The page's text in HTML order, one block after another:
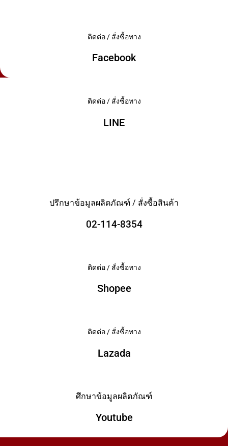
ติดต่อ / สั่งซื้อทาง
Facebook
ติดต่อ / สั่งซื้อทาง
LINE
ปรึกษาข้อมูลผลิตภัณฑ์ / สั่งซื้อสินค้า
02-114-8354
ติดต่อ / สั่งซื้อทาง
Shopee
ติดต่อ / สั่งซื้อทาง
Lazada
ศึกษาข้อมูลผลิตภัณฑ์
Youtube